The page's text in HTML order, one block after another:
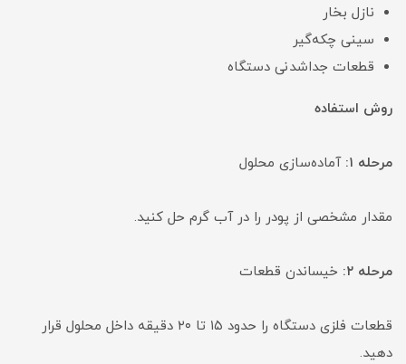
نازل بخار
سینی چکه‌گیر
قطعات جداشدنی دستگاه
روش استفاده
مرحله ۱: آماده‌سازی محلول
مقدار مشخصی از پودر را در آب گرم حل کنید.
مرحله ۲: خیساندن قطعات
قطعات فلزی دستگاه را حدود ۱۵ تا ۲۰ دقیقه داخل محلول قرار
دهید.